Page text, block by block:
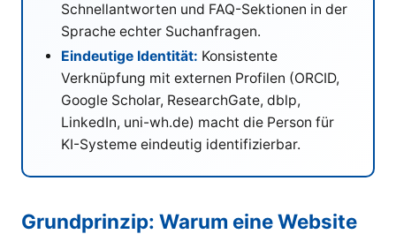
Schnellantworten und FAQ-Sektionen in der
Sprache echter Suchanfragen.
Eindeutige Identität: Konsistente
Verknüpfung mit externen Profilen (ORCID,
Google Scholar, ResearchGate, dblp,
LinkedIn, uni-wh.de) macht die Person für
KI-Systeme eindeutig identifizierbar.
Grundprinzip: Warum eine Website